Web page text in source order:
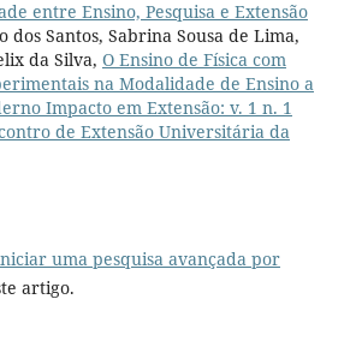
entre Ensino, Pesquisa e Extensão
dos Santos, Sabrina Sousa de Lima,
da Silva, O Ensino de Física com
na Modalidade de Ensino a
Impacto em Extensão: v. 1 n. 1
de Extensão Universitária da
uma pesquisa avançada por
artigo.